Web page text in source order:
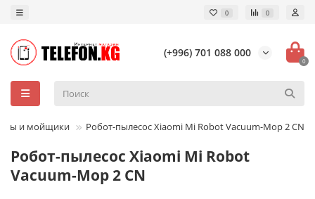
0 0
(+996) 701 088 000
0
и мойщики Робот-пылесос Xiaomi Mi Robot Vacuum-Mop 2 CN
Робот-пылесос Xiaomi Mi Robot
Vacuum-Mop 2 CN